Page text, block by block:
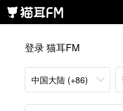
登录 猫耳FM
中国大陆 (+86)